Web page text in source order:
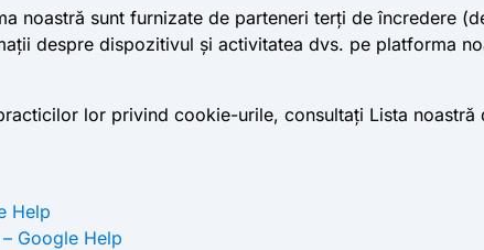
noastră sunt furnizate de parteneri terți de încredere
despre dispozitivul și activitatea dvs. pe platforma
lor privind cookie-urile, consultați Lista noastră
Help
Google Help